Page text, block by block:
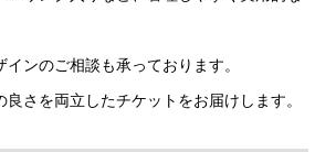
ンのご相談も承っております。
さを両立したチケットをお届けします。